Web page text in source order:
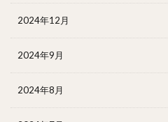
2024年12月
2024年9月
2024年8月